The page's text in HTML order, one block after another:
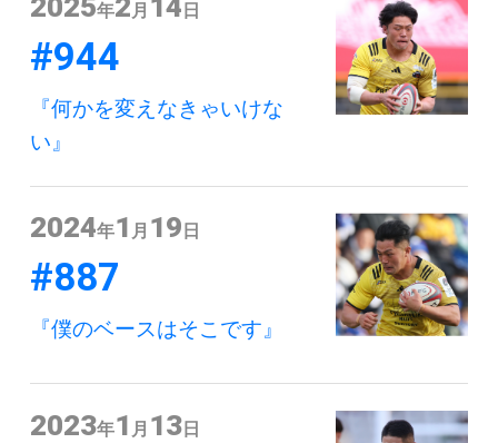
年 月 日
#944
『何かを変えなきゃいけな
い』
2024年1 月 19 日
#887
『僕のベースはそこです』
2023年1 月 13日